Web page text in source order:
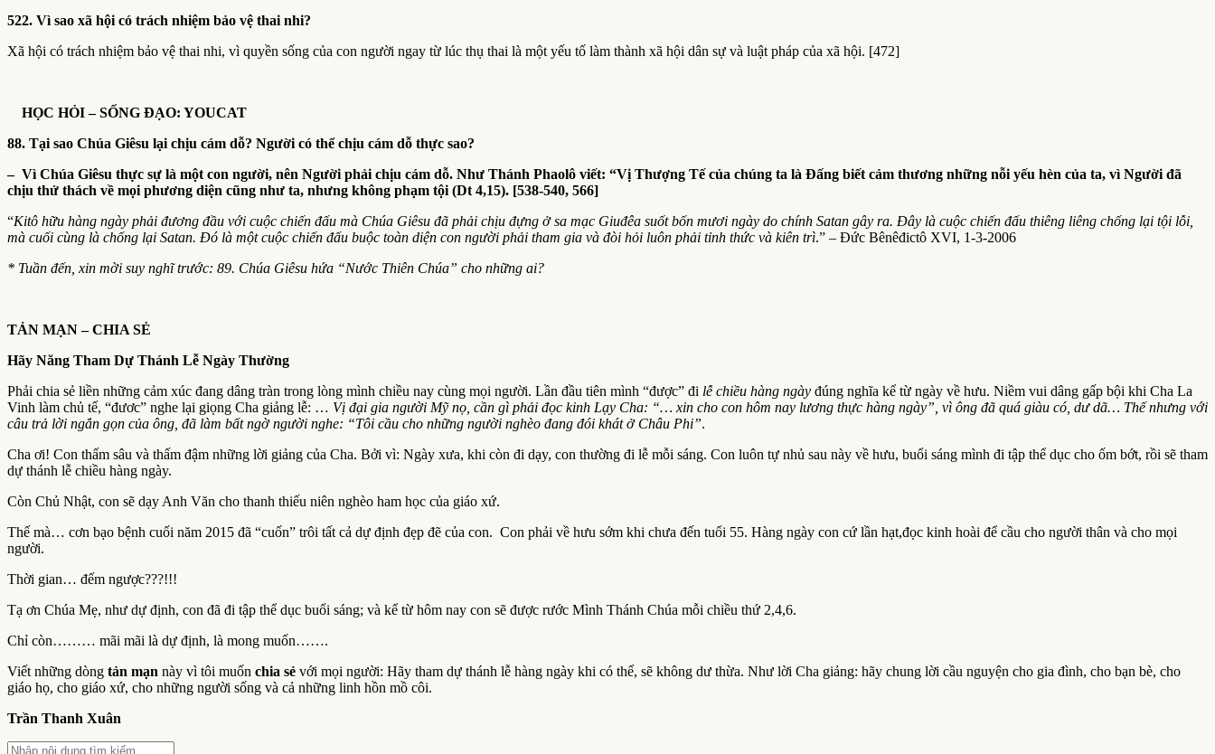
522. Vì sao xã hội có trách nhiệm bảo vệ thai nhi?
Xã hội có trách nhiệm bảo vệ thai nhi, vì quyền sống của con người ngay từ lúc thụ thai là một yếu tố làm thành xã hội dân sự và luật pháp của xã hội. [472]
HỌC HỎI – SỐNG ĐẠO: YOUCAT
88. Tại sao Chúa Giêsu lại chịu cám dỗ? Người có thể chịu cám dỗ thực sao?
– Vì Chúa Giêsu thực sự là một con người, nên Người phải chịu cám dỗ. Như Thánh Phaolô viết: “Vị Thượng Tế của chúng ta là Đấng biết cảm thương những nỗi yếu hèn của ta, vì Người đã
chịu thử thách về mọi phương diện cũng như ta, nhưng không phạm tội (Dt 4,15). [538-540, 566]
“Kitô hữu hàng ngày phải đương đầu với cuộc chiến đấu mà Chúa Giêsu đã phải chịu đựng ở sa mạc Giuđêa suốt bốn mươi ngày do chính Satan gây ra. Đây là cuộc chiến đấu thiêng liêng chống lại tội lỗi,
mà cuối cùng là chống lại Satan. Đó là một cuộc chiến đấu buộc toàn diện con người phải tham gia và đòi hỏi luôn phải tỉnh thức và kiên trì.” – Đức Bênêđictô XVI, 1-3-2006
* Tuần đến, xin mời suy nghĩ trước: 89. Chúa Giêsu hứa “Nước Thiên Chúa” cho những ai?
TẢN MẠN – CHIA SẺ
Hãy Năng Tham Dự Thánh Lễ Ngày Thường
Phải chia sẻ liền những cảm xúc đang dâng tràn trong lòng mình chiều nay cùng mọi người. Lần đầu tiên mình “được” đi lễ chiều hàng ngày đúng nghĩa kể từ ngày về hưu. Niềm vui dâng gấp bội khi Cha La
Vinh làm chủ tế, “đươc” nghe lại giọng Cha giảng lễ: … Vị đại gia người Mỹ nọ, cần gì phải đọc kinh Lạy Cha: “… xin cho con hôm nay lương thực hàng ngày”, vì ông đã quá giàu có, dư dã… Thế nhưng với
câu trả lời ngắn gọn của ông, đã làm bất ngờ người nghe: “Tôi cầu cho những người nghèo đang đói khát ở Châu Phi”.
Cha ơi! Con thấm sâu và thấm đậm những lời giảng của Cha. Bởi vì: Ngày xưa, khi còn đi dạy, con thường đi lễ mỗi sáng. Con luôn tự nhủ sau này về hưu, buổi sáng mình đi tập thể dục cho ốm bớt, rồi sẽ tham
dự thánh lễ chiều hàng ngày.
Còn Chủ Nhật, con sẽ dạy Anh Văn cho thanh thiếu niên nghèo ham học của giáo xứ.
Thế mà… cơn bạo bệnh cuối năm 2015 đã “cuốn” trôi tất cả dự định đẹp đẽ của con. Con phải về hưu sớm khi chưa đến tuổi 55. Hàng ngày con cứ lần hạt,đọc kinh hoài để cầu cho người thân và cho mọi
người.
Thời gian… đếm ngược???!!!
Tạ ơn Chúa Mẹ, như dự định, con đã đi tập thể dục buổi sáng; và kể từ hôm nay con sẽ được rước Mình Thánh Chúa mỗi chiều thứ 2,4,6.
Chỉ còn……… mãi mãi là dự định, là mong muốn…….
Viết những dòng tản mạn này vì tôi muốn chia sẻ với mọi người: Hãy tham dự thánh lễ hàng ngày khi có thể, sẽ không dư thừa. Như lời Cha giảng: hãy chung lời cầu nguyện cho gia đình, cho bạn bè, cho
giáo họ, cho giáo xứ, cho những người sống và cả những linh hồn mồ côi.
Trần Thanh Xuân